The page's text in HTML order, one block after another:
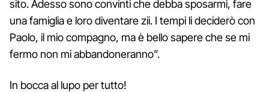
sito. Adesso sono convinti che debba sposarmi, fare
una famiglia e loro diventare zii. I tempi li deciderò con
Paolo, il mio compagno, ma è bello sapere che se mi
fermo non mi abbandoneranno”.
In bocca al lupo per tutto!